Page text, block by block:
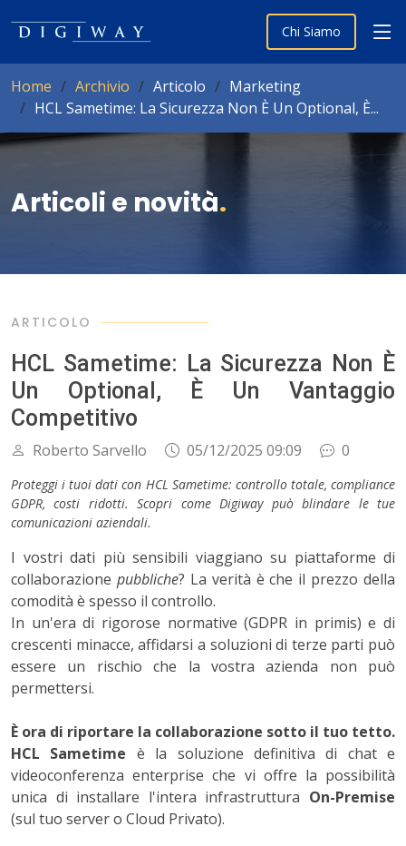
Chi Siamo
Home Archivio Articolo
Marketing
HCL Sametime: La Sicurezza Non È Un Optional, È...
Articoli e novità.
ARTICOLO
HCL Sametime: La Sicurezza Non È
Un Optional, È Un Vantaggio
Competitivo
Roberto Sarvello 05/12/2025 09:09 0
Proteggi i tuoi dati con HCL Sametime: controllo totale, compliance
GDPR, costi ridotti. Scopri come Digiway può blindare le tue
comunicazioni aziendali.
I vostri dati più sensibili viaggiano su piattaforme di
collaborazione pubbliche? La verità è che il prezzo della
comodità è spesso il controllo.
In un'era di rigorose normative (GDPR in primis) e di
crescenti minacce, affidarsi a soluzioni di terze parti può
essere un rischio che la vostra azienda non può
permettersi.
È ora di riportare la collaborazione sotto il tuo tetto.
HCL Sametime è la soluzione definitiva di chat e
videoconferenza enterprise che vi offre la possibilità
unica di installare l'intera infrastruttura On-Premise
(sul tuo server o Cloud Privato).